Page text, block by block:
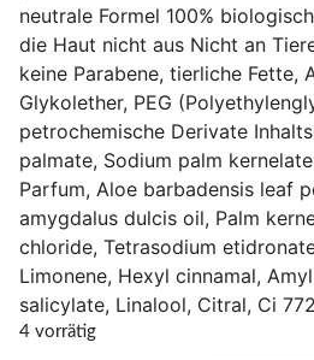
neutrale Formel 100%
die Haut nicht aus Nicht an
keine Parabene, tierliche Fette,
Glykolether, PEG
petrochemische Derivate
palmate, Sodium palm
Parfum, Aloe barbadensis leaf
amygdalus dulcis oil, Palm
chloride, Tetrasodium
Limonene, Hexyl cinnamal,
salicylate, Linalool, Citral, Ci
4 vorrätig